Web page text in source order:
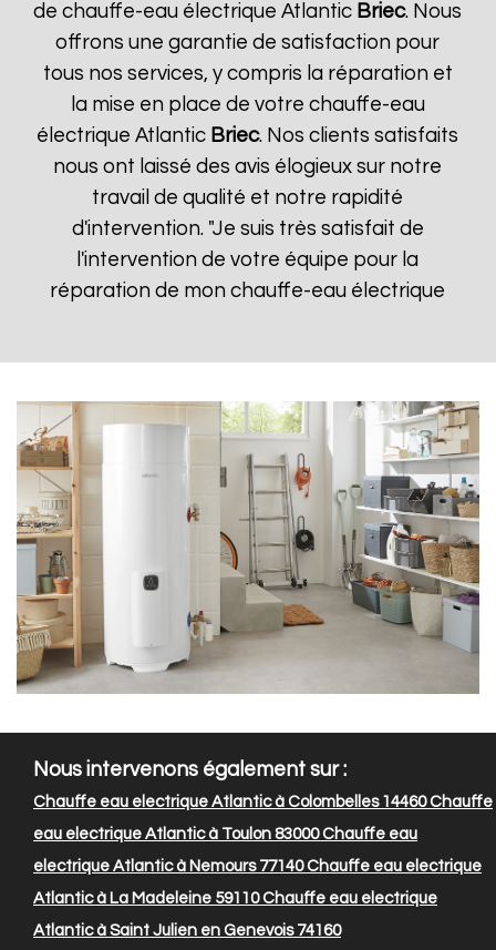
de chauffe-eau électrique Atlantic Briec. Nous
offrons une garantie de satisfaction pour
tous nos services, y compris la réparation et
la mise en place de votre chauffe-eau
électrique Atlantic Briec. Nos clients satisfaits
nous ont laissé des avis élogieux sur notre
travail de qualité et notre rapidité
d'intervention. "Je suis très satisfait de
l'intervention de votre équipe pour la
réparation de mon chauffe-eau électrique
Nous intervenons également sur :
Chauffe eau electrique Atlantic à Colombelles 14460Chauffe
eau electrique Atlantic à Toulon 83000Chauffe eau
electrique Atlantic à Nemours 77140Chauffe eau electrique
Atlantic à La Madeleine 59110Chauffe eau electrique
Atlantic à Saint Julien en Genevois 74160